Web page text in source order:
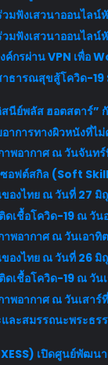
มฟังเสวนาออนไลน์
มฟังเสวนาออนไลน์
ค์กรผ่าน VPN เพื่อ
ธารณสุขสู้โควิด-19
นีย์พลัส ฮอตสตาร์”
าการทางผิวหนังที่ไ
พอากาศ ณ วันจันทร์
ซอฟต์สกิล (Soft
องไทย ณ วันที่ 27 มิ
เชื้อโควิด-19 ณ วัน
พอากาศ ณ วันเอาทิ
องไทย ณ วันที่ 26 มิ
เชื้อโควิด-19 ณ วัน
พอากาศ ณ วันเสาร์
ะสมรรถนะพระธร
เปิดศูนย์พัฒ